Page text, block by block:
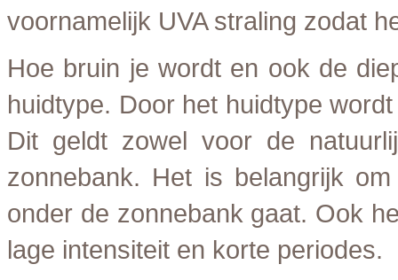
voornamelijk UVA straling zodat
Hoe bruin je wordt en ook de
huidtype. Door het huidtype
Dit geldt zowel voor de
zonnebank. Het is belangrijk
onder de zonnebank gaat. Ook
lage intensiteit en korte periodes.